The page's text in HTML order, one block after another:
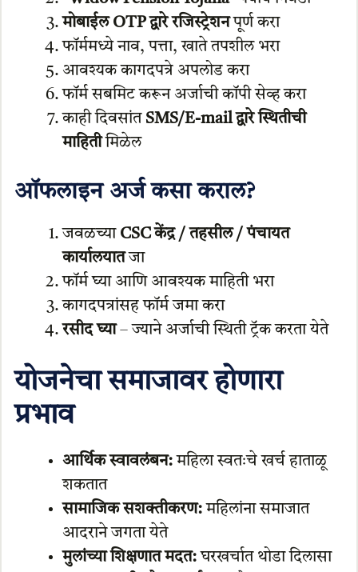
मोबाईल OTP द्वारे रजिस्ट्रेशनपूर्ण करा
फॉर्ममध्ये नाव, पत्ता, खाते तपशील भरा
आवश्यक कागदपत्रे अपलोड करा
फॉर्म सबमिट करून अर्जाची कॉपी सेव्ह करा
काही दिवसांत SMS/E-mail द्वारे स्थितीची
माहितीमिळेल
ऑफलाइन अर्ज कसा कराल?
जवळच्या CSC केंद्र / तहसील / पंचायत
कार्यालयातजा
फॉर्म घ्या आणि आवश्यक माहिती भरा
कागदपत्रांसह फॉर्म जमा करा
रसीद घ्या– ज्याने अर्जाची स्थिती ट्रॅक करता येते
योजनेचा समाजावर होणारा
प्रभाव
आर्थिक स्वावलंबन:महिला स्वतःचे खर्च हाताळू
शकतात
सामाजिक सशक्तीकरण:महिलांना समाजात
आदराने जगता येते
मुलांच्या शिक्षणात मदत:घरखर्चात थोडा दिलासा